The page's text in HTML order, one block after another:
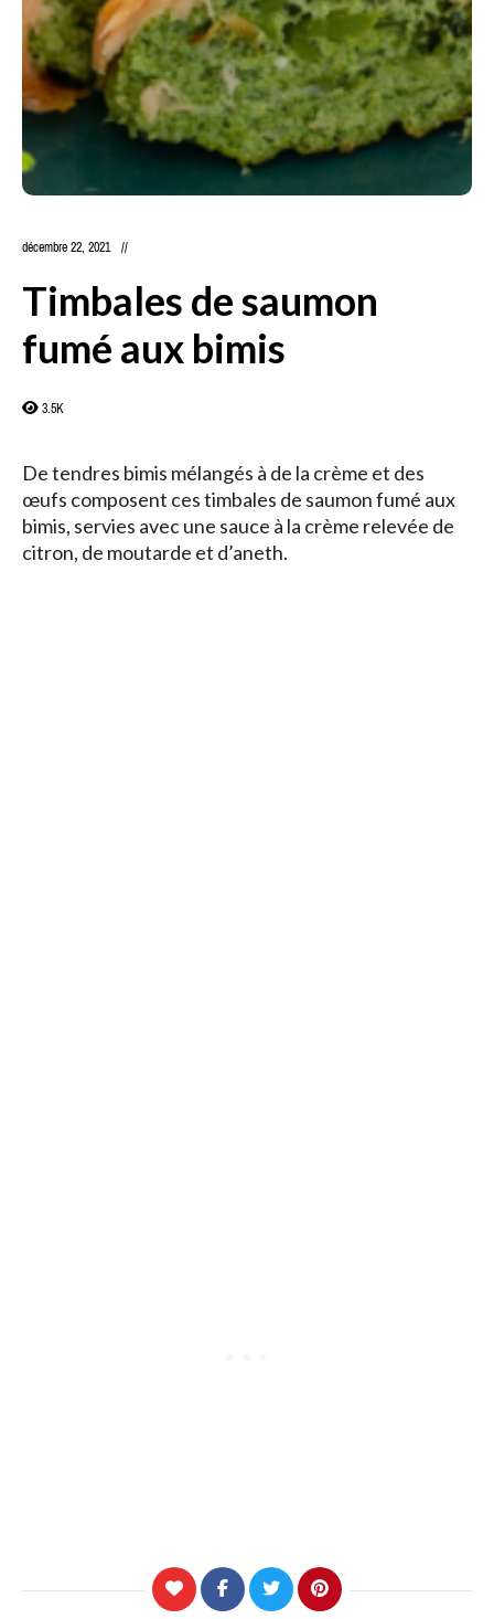
décembre 22, 2021
Timbales de saumon
fumé aux bimis
3.5K
De tendres bimis mélangés à de la crème et des
œufs composent ces timbales de saumon fumé aux
bimis, servies avec une sauce à la crème relevée de
citron, de moutarde et d’aneth.